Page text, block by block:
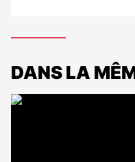
DANS LA